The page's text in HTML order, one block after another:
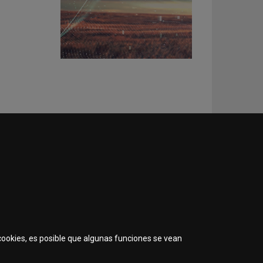
bajo los registros 1229048 y 1229049
es posible que algunas funciones se vean